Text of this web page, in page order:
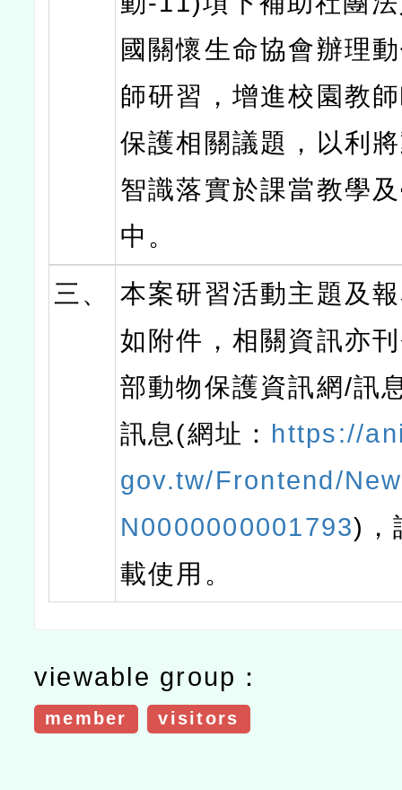
國關懷生命協會辦理
師研習，增進校園教
保護相關議題，以利
智識落實於課當教學
中。
三、
本案研習活動主題及
如附件，相關資訊亦
部動物保護資訊網/訊
訊息(網址： https://
gov.tw/Frontend/
N0000000001793)，
載使用。
viewable group：
member visitors